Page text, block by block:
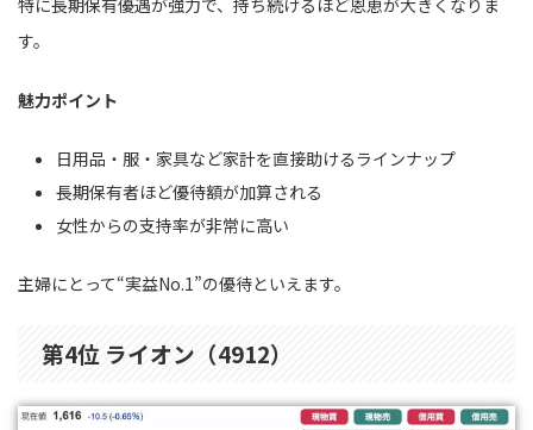
特に長期保有優遇が強力で、持ち続けるほど恩恵が大きくなりま
す。
魅力ポイント
日用品・服・家具など家計を直接助けるラインナップ
長期保有者ほど優待額が加算される
女性からの支持率が非常に高い
主婦にとって“実益No.1”の優待といえます。
第4位 ライオン（4912）